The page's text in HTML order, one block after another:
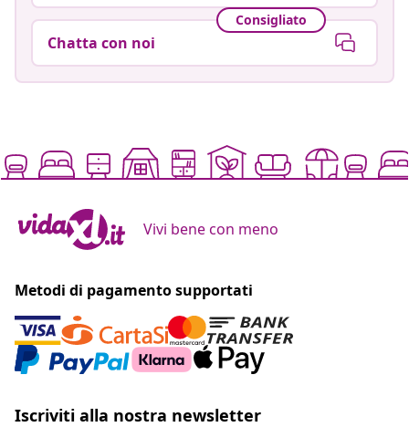
Consigliato
Chatta con noi
Vivi bene con meno
Metodi di pagamento supportati
Iscriviti alla nostra newsletter